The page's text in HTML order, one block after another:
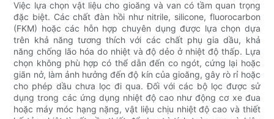
Việc lựa chọn vật liệu cho gioăng và van có tầm quan trọng
đặc biệt. Các chất đàn hồi như nitrile, silicone, fluorocarbon
(FKM) hoặc các hỗn hợp chuyên dụng được lựa chọn dựa
trên khả năng tương thích với các chất phụ gia dầu, khả
năng chống lão hóa do nhiệt và độ dẻo ở nhiệt độ thấp. Lựa
chọn không phù hợp có thể dẫn đến co ngót, cứng lại hoặc
giãn nở, làm ảnh hưởng đến độ kín của gioăng, gây rò rỉ hoặc
cho phép dầu chưa lọc đi qua. Đối với các bộ lọc được sử
dụng trong các ứng dụng nhiệt độ cao như động cơ xe đua
hoặc máy móc hạng nặng, vật liệu chịu nhiệt độ cao và thiết